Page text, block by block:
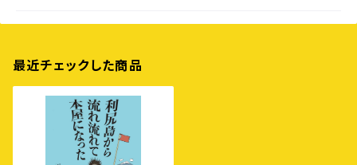
最近チェックした商品